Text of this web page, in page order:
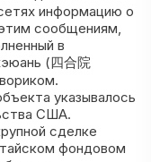
информацию о
сообщениям,
в
(四合院
указывалось
США.
сделке
фондовом